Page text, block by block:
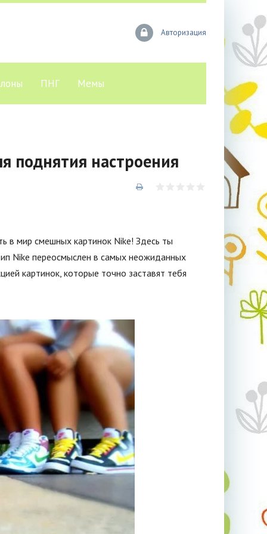
Авторизация
ПНГ Мемы
поднятия настроения
в мир смешных картинок Nike! Здесь ты
Nike переосмыслен в самых неожиданных
картинок, которые точно заставят тебя